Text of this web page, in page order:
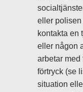
eller polisen
kontakta en
eller någon
arbetar med
förtryck (se
situation